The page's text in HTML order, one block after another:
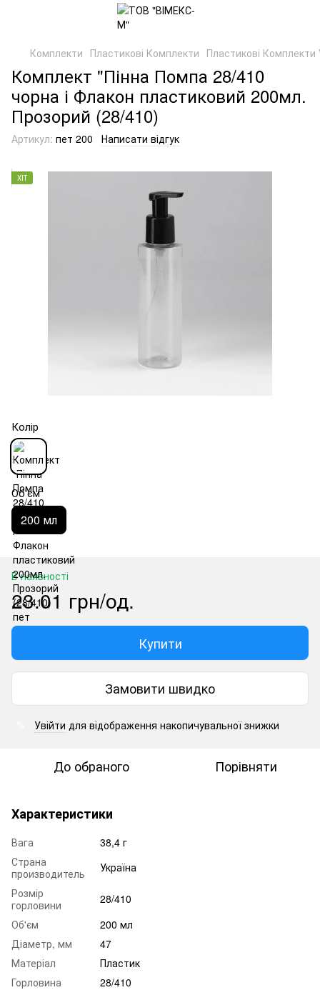
Комплекти Пластикові Комплекти Пластикові Комплекти
Комплект "Пінна Помпа 28/410
чорна і Флакон пластиковий 200мл.
Прозорий (28/410)
Артикул: пет 200 Написати відгук
ХІТ
Колір
Об'єм
200 мл
В наявності
23.01 грн/од.
Купити
Замовити швидко
Увійти для відображення накопичувальної знижки
До обраного Порівняти
Характеристики
Вага
38,4 г
Страна
производитель
Україна
Розмір
горловини
28/410
Об'єм
200 мл
Діаметр, мм
47
Матеріал
Пластик
Горловина
28/410